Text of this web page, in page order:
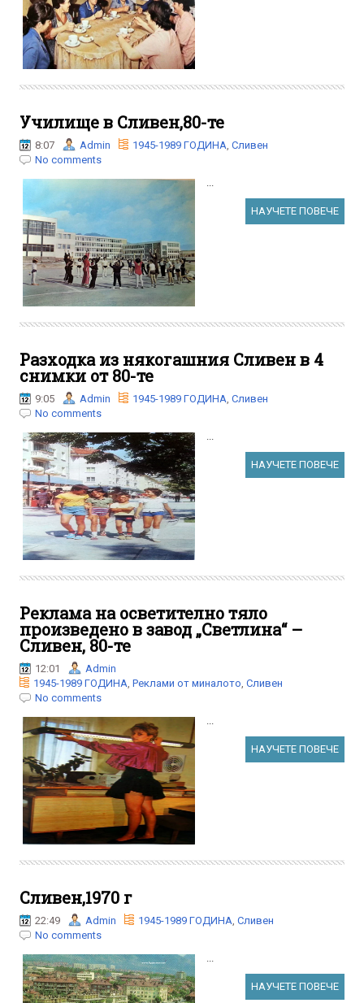
Училище в Сливен,80-те
8:07 Admin 1945-1989 ГОДИНА Сливен
No comments
НАУЧЕТЕ ПОВЕЧЕ
Разходка из някогашния Сливен в 4
снимки от 80-те
9:05 Admin 1945-1989 ГОДИНА Сливен
No comments
НАУЧЕТЕ ПОВЕЧЕ
Реклама на осветително тяло
произведено в завод „Светлина“ –
Сливен, 80-те
12:01
Admin
1945-1989 ГОДИНА Реклами от миналото Сливен
No comments
НАУЧЕТЕ ПОВЕЧЕ
Сливен,1970 г
22:49 Admin 1945-1989 ГОДИНА Сливен
No comments
НАУЧЕТЕ ПОВЕЧЕ